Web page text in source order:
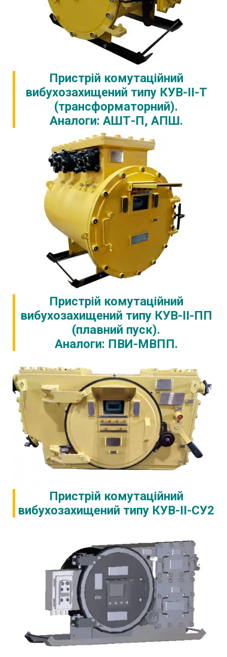
Пристрій комутаційний
вибухозахищений типу КУВ-II-Т
(трансформаторний).
Аналоги: АШТ-П, АПШ.
Пристрій комутаційний
вибухозахищений типу КУВ-ІІ-ПП
(плавний пуск).
Аналоги: ПВИ-МВПП.
Пристрій комутаційний
вибухозахищений типу КУВ-II-СУ2